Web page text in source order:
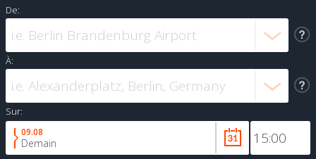
De:
À:
Sur:
09.08
Demain